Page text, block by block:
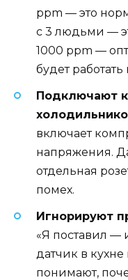
ppm — это
с 3 людьми —
1000 ppm —
будет
Подключают
включает
напряжения.
отдельная
помех.
Игнорируют
«Я поставил —
датчик в
понимают,